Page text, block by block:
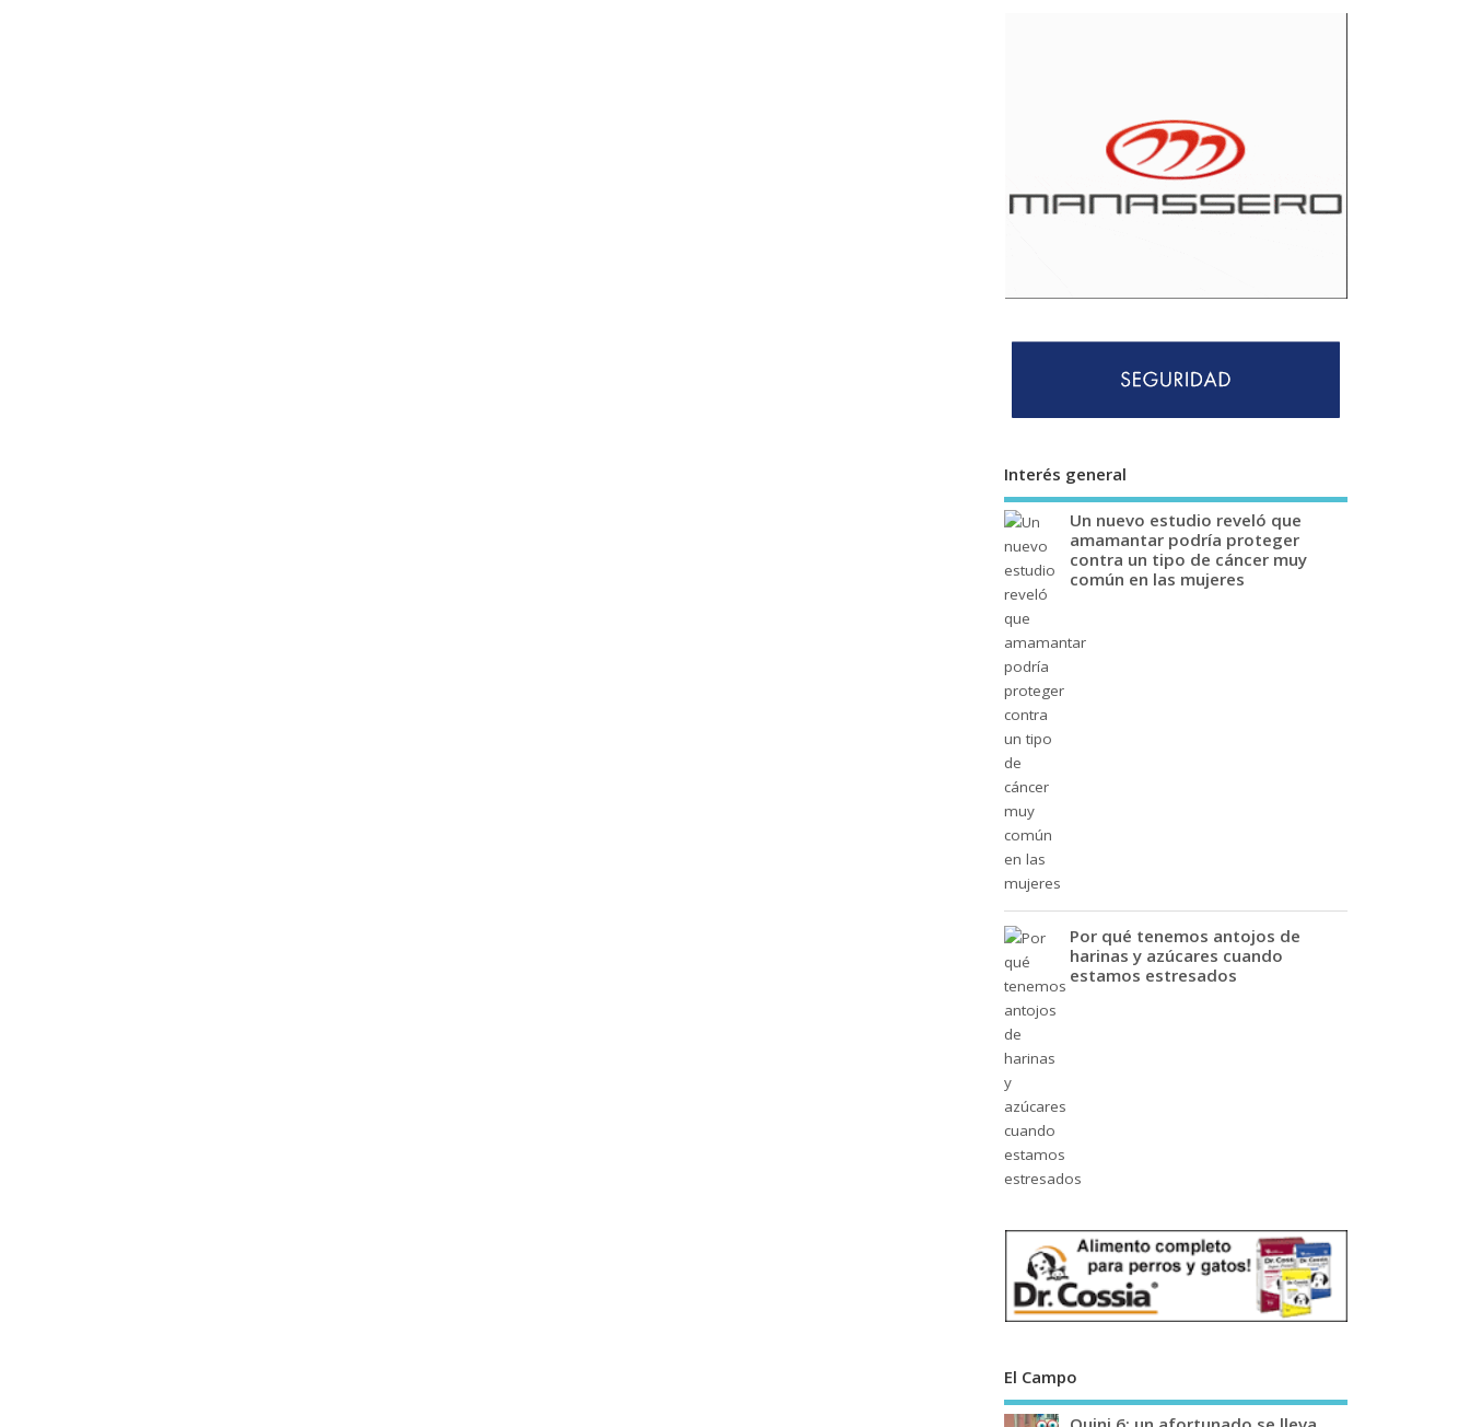
Interés general
Un nuevo estudio reveló que
amamantar podría proteger
contra un tipo de cáncer muy
común en las mujeres
Por qué tenemos antojos de
harinas y azúcares cuando
estamos estresados
El Campo